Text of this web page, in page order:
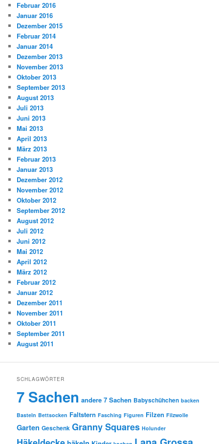
Februar 2016
Januar 2016
Dezember 2015
Februar 2014
Januar 2014
Dezember 2013
November 2013
Oktober 2013
September 2013
August 2013
Juli 2013
Juni 2013
Mai 2013
April 2013
März 2013
Februar 2013
Januar 2013
Dezember 2012
November 2012
Oktober 2012
September 2012
August 2012
Juli 2012
Juni 2012
Mai 2012
April 2012
März 2012
Februar 2012
Januar 2012
Dezember 2011
November 2011
Oktober 2011
September 2011
August 2011
SCHLAGWÖRTER
7 Sachen andere 7 Sachen Babyschühchen backen
Basteln Bettsocken Faltstern Fasching Figuren Filzen Filzwolle
Garten Geschenk Granny Squares Holunder